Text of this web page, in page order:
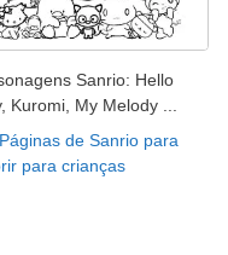
Sanrio: Hello
Kuromi, My Melody ...
Páginas de Sanrio para
para crianças